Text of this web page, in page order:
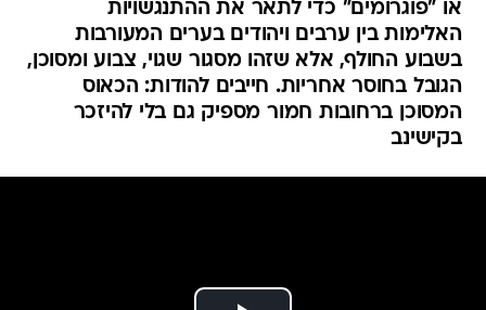
או "פוגרומים" כדי לתאר את ההתנגשויות
האלימות בין ערבים ויהודים בערים המעורבות
בשבוע החולף, אלא שזהו מסגור שגוי, צבוע ומסוכן,
הגובל בחוסר אחריות. חייבים להודות: הכאוס
המסוכן ברחובות חמור מספיק גם בלי להיזכר
בקישינב